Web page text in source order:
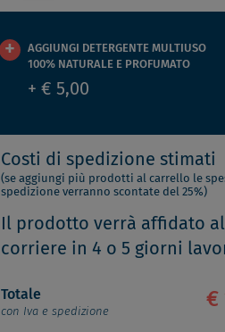
AGGIUNGI DETERGENTE MULTIUSO
100% NATURALE E PROFUMATO
+ € 5,00
Costi di spedizione stimati
(se aggiungi più prodotti al carrello le
spedizione verranno scontate del 25%)
Il prodotto verrà affidato al
corriere in 4 o 5 giorni
Totale
con Iva e spedizione
€